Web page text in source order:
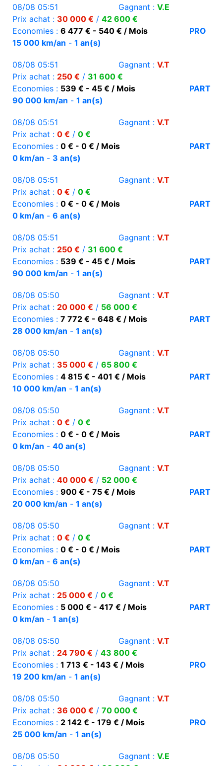
08/08 05:51 Gagnant : V.E
Prix achat : 30 000 € / 42 600 €
Economies : 6 477 € - 540 € / Mois
PRO
15 000 km/an - 1 an(s)
08/08 05:51 Gagnant : V.T
Prix achat : 250 € / 31 600 €
Economies : 539 € - 45 € / Mois
PART
90 000 km/an - 1 an(s)
08/08 05:51 Gagnant : V.T
Prix achat : 0 € / 0 €
Economies : 0 € - 0 € / Mois
PART
0 km/an - 3 an(s)
08/08 05:51 Gagnant : V.T
Prix achat : 0 € / 0 €
Economies : 0 € - 0 € / Mois
PART
0 km/an - 6 an(s)
08/08 05:51 Gagnant : V.T
Prix achat : 250 € / 31 600 €
Economies : 539 € - 45 € / Mois
PART
90 000 km/an - 1 an(s)
08/08 05:50 Gagnant : V.T
Prix achat : 20 000 € / 56 000 €
Economies : 7 772 € - 648 € / Mois
PART
28 000 km/an - 1 an(s)
08/08 05:50 Gagnant : V.T
Prix achat : 35 000 € / 65 800 €
Economies : 4 815 € - 401 € / Mois
PART
10 000 km/an - 1 an(s)
08/08 05:50 Gagnant : V.T
Prix achat : 0 € / 0 €
Economies : 0 € - 0 € / Mois
PART
0 km/an - 40 an(s)
08/08 05:50 Gagnant : V.T
Prix achat : 40 000 € / 52 000 €
Economies : 900 € - 75 € / Mois
PART
20 000 km/an - 1 an(s)
08/08 05:50 Gagnant : V.T
Prix achat : 0 € / 0 €
Economies : 0 € - 0 € / Mois
PART
0 km/an - 6 an(s)
08/08 05:50 Gagnant : V.T
Prix achat : 25 000 € / 0 €
Economies : 5 000 € - 417 € / Mois
PART
0 km/an - 1 an(s)
08/08 05:50 Gagnant : V.T
Prix achat : 24 790 € / 43 800 €
Economies : 1 713 € - 143 € / Mois
PRO
19 200 km/an - 1 an(s)
08/08 05:50 Gagnant : V.T
Prix achat : 36 000 € / 70 000 €
Economies : 2 142 € - 179 € / Mois
PRO
25 000 km/an - 1 an(s)
08/08 05:50 Gagnant : V.E